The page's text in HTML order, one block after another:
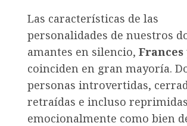
Las características de las
personalidades de nuestros
amantes en silencio, Frances
coinciden en gran mayoría.
personas introvertidas,
retraídas e incluso reprimidas
emocionalmente como bien